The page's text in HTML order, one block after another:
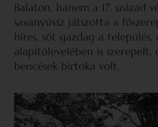
Balaton, hanem a 17. század
savanyúvíz játszotta a
híres, sőt gazdag a
alapítólevelében is szerepelt,
bencések birtoka volt.